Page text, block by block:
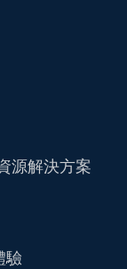
源解決方案
驗